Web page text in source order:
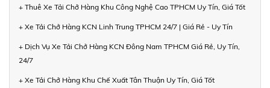
+ Thuê Xe Tải Chở Hàng Khu Công Nghệ Cao TPHCM Uy Tín, Giá Tốt
+ Xe Tải Chở Hàng KCN Linh Trung TPHCM 24/7 | Giá Rẻ - Uy Tín
+ Dịch Vụ Xe Tải Chở Hàng KCN Đông Nam TPHCM Giá Rẻ, Uy Tín,
24/7
+ Xe Tải Chở Hàng Khu Chế Xuất Tân Thuận Uy Tín, Giá Tốt